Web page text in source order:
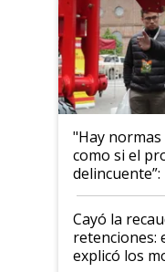
"Hay
como si el
delincuente”:
al Congreso
habló del
Cayó la
retenciones:
explicó los